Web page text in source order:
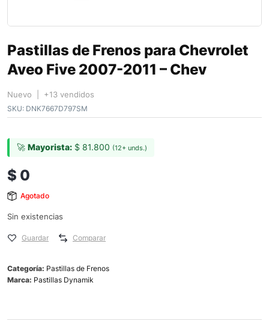
Pastillas de Frenos para Chevrolet
Aveo Five 2007-2011 – Chev
Nuevo | +13 vendidos
SKU: DNK7667D797SM
🚀 Mayorista: $ 81.800 (12+ unds.)
$ 0
Agotado
Sin existencias
Guardar Comparar
Categoría: Pastillas de Frenos
Marca: Pastillas Dynamik